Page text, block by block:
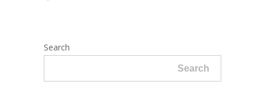
Search
Search